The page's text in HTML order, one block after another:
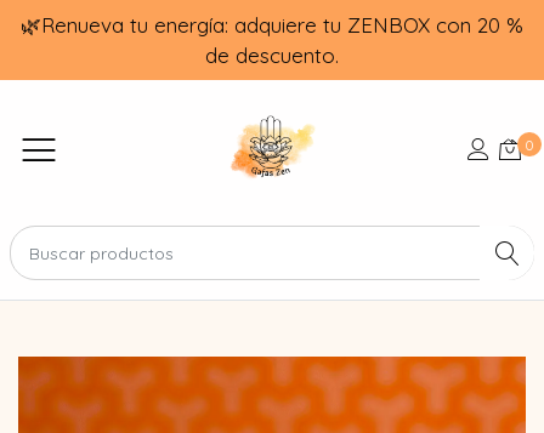
🌿Renueva tu energía: adquiere tu ZENBOX con 20 %
de descuento.
0